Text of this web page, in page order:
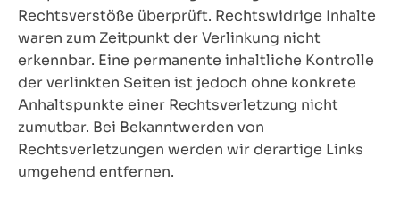
Rechtsverstöße überprüft. Rechtswidrige Inhalte
waren zum Zeitpunkt der Verlinkung nicht
erkennbar. Eine permanente inhaltliche Kontrolle
der verlinkten Seiten ist jedoch ohne konkrete
Anhaltspunkte einer Rechtsverletzung nicht
zumutbar. Bei Bekanntwerden von
Rechtsverletzungen werden wir derartige Links
umgehend entfernen.